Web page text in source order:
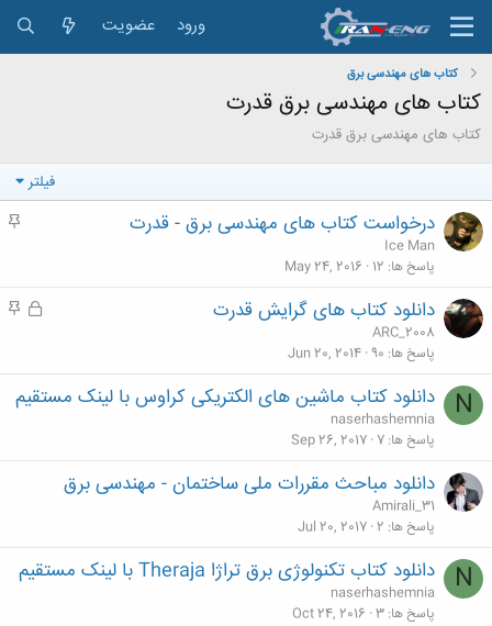
ورود عضویت
کتاب های مهندسی برق
کتاب های مهندسی برق قدرت
کتاب های مهندسی برق قدرت
فیلتر
م
درخواست کتاب های مهندسی برق - قدرت
Ice Man
پاسخ ها 12
May 24, 2016
ق
د
م
دانلود کتاب های گرایش قدرت
ARC_2008
پاسخ ها 90
Jun 20, 2014
N دانلود کتاب ماشین های الکتریکی کراوس با لینک مستقیم
naserhashemnia
پاسخ ها 7
Sep 26, 2017
دانلود مباحث مقررات ملی ساختمان - مهندسی برق
Amirali_31
پاسخ ها 2
Jul 20, 2017
N دانلود کتاب تکنولوژی برق تراژا Theraja با لینک مستقیم
naserhashemnia
پاسخ ها 3
Oct 24, 2016